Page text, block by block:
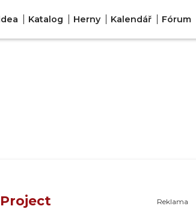
Katalog Herny Kalendář Fórum